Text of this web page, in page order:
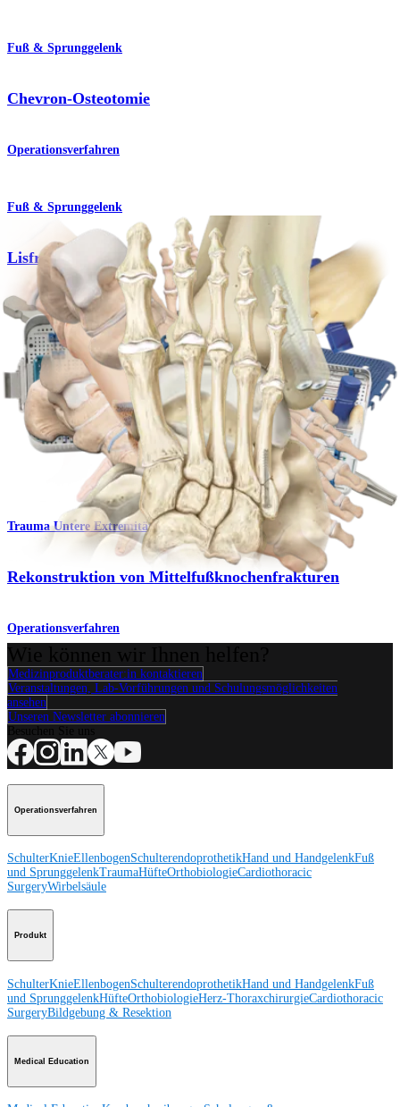
Fuß & Sprunggelenk
Chevron-Osteotomie
Operationsverfahren
Fuß & Sprunggelenk
Lisfranc-Arthrodese
Operationsverfahren
Fuß & Sprunggelenk
Osteotomie des Malleolus medialis
Operationsverfahren
Trauma Untere Extremitäten
Rekonstruktion von Mittelfußknochenfrakturen
Operationsverfahren
Medizinproduktberater:in kontaktieren
Veranstaltungen, Lab-Vorführungen und Schulungsmöglichkeiten
ansehen
Unseren Newsletter abonnieren
Operationsverfahren
SchulterKnieEllenbogenSchulterendoprothetikHand und HandgelenkFuß
und SprunggelenkTraumaHüfteOrthobiologieCardiothoracic
SurgeryWirbelsäule
Produkt
SchulterKnieEllenbogenSchulterendoprothetikHand und HandgelenkFuß
und SprunggelenkHüfteOrthobiologieHerz-ThoraxchirurgieCardiothoracic
SurgeryBildgebung & Resektion
Medical Education